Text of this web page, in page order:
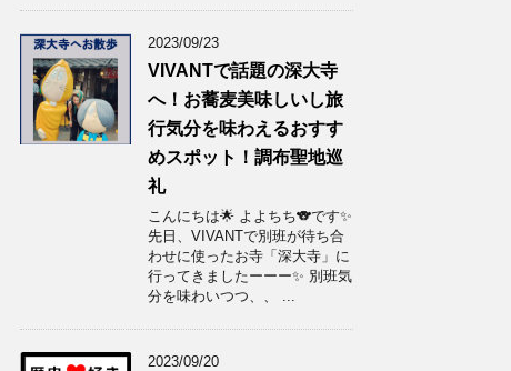
2023/09/23
VIVANTで話題の深大寺
へ！お蕎麦美味しいし旅
行気分を味わえるおすす
めスポット！調布聖地巡
礼
こんにちは🌟 よよちち🐨です✨
先日、VIVANTで別班が待ち合
わせに使ったお寺「深大寺」に
行ってきましたーーー✨ 別班気
分を味わいつつ、、 ...
2023/09/20